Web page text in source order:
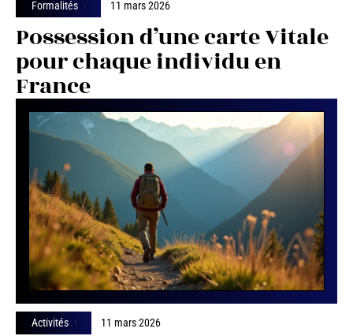
Formalités 11 mars 2026
Possession d’une carte Vitale
pour chaque individu en
France
Activités 11 mars 2026